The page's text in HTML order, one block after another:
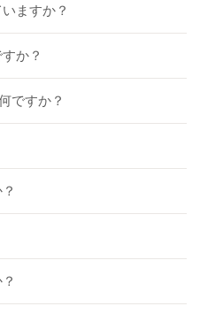
ますか？
か？
ですか？